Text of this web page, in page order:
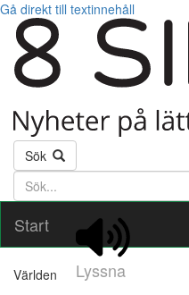
Gå direkt till textinnehåll
Sök
Söktext
Start
Lyssna
Världen